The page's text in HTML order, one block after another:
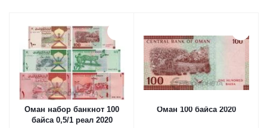
Оман набор банкнот 100
байса 0,5/1 реал 2020
Оман 100 байса 2020